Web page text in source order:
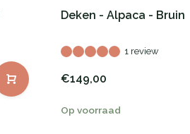
Deken - Alpaca - Bruin
1 review
€149,00
Op voorraad